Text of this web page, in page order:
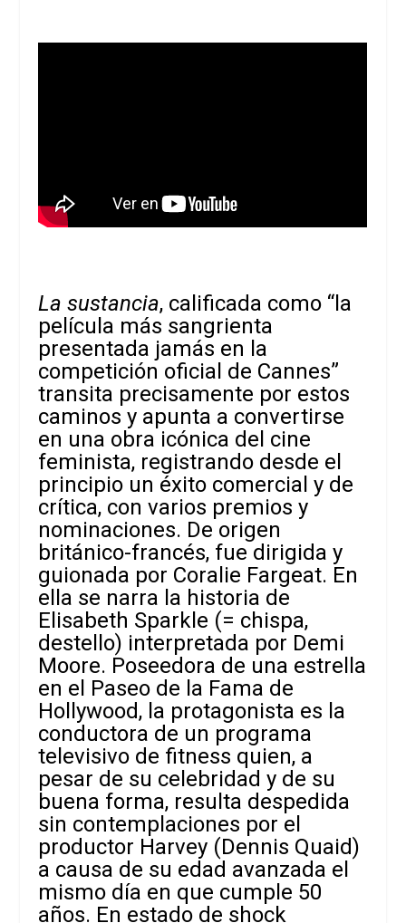
La sustancia, calificada como “la
película más sangrienta
presentada jamás en la
competición oficial de Cannes”
transita precisamente por estos
caminos y apunta a convertirse
en una obra icónica del cine
feminista, registrando desde el
principio un éxito comercial y de
crítica, con varios premios y
nominaciones. De origen
británico-francés, fue dirigida y
guionada por Coralie Fargeat. En
ella se narra la historia de
Elisabeth Sparkle (= chispa,
destello) interpretada por Demi
Moore. Poseedora de una estrella
en el Paseo de la Fama de
Hollywood, la protagonista es la
conductora de un programa
televisivo de fitness quien, a
pesar de su celebridad y de su
buena forma, resulta despedida
sin contemplaciones por el
productor Harvey (Dennis Quaid)
a causa de su edad avanzada el
mismo día en que cumple 50
años. En estado de shock